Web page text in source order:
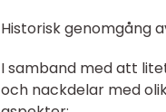
Historisk genomgång
I samband med att
och nackdelar med